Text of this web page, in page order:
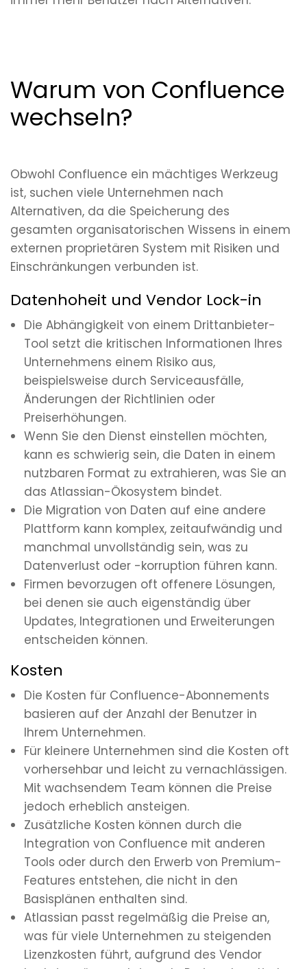
Warum von Confluence
wechseln?
Obwohl Confluence ein mächtiges Werkzeug
ist, suchen viele Unternehmen nach
Alternativen, da die Speicherung des
gesamten organisatorischen Wissens in einem
externen proprietären System mit Risiken und
Einschränkungen verbunden ist.
Datenhoheit und Vendor Lock-in
Die Abhängigkeit von einem Drittanbieter-
Tool setzt die kritischen Informationen Ihres
Unternehmens einem Risiko aus,
beispielsweise durch Serviceausfälle,
Änderungen der Richtlinien oder
Preiserhöhungen.
Wenn Sie den Dienst einstellen möchten,
kann es schwierig sein, die Daten in einem
nutzbaren Format zu extrahieren, was Sie an
das Atlassian-Ökosystem bindet.
Die Migration von Daten auf eine andere
Plattform kann komplex, zeitaufwändig und
manchmal unvollständig sein, was zu
Datenverlust oder -korruption führen kann.
Firmen bevorzugen oft offenere Lösungen,
bei denen sie auch eigenständig über
Updates, Integrationen und Erweiterungen
entscheiden können.
Kosten
Die Kosten für Confluence-Abonnements
basieren auf der Anzahl der Benutzer in
Ihrem Unternehmen.
Für kleinere Unternehmen sind die Kosten oft
vorhersehbar und leicht zu vernachlässigen.
Mit wachsendem Team können die Preise
jedoch erheblich ansteigen.
Zusätzliche Kosten können durch die
Integration von Confluence mit anderen
Tools oder durch den Erwerb von Premium-
Features entstehen, die nicht in den
Basisplänen enthalten sind.
Atlassian passt regelmäßig die Preise an,
was für viele Unternehmen zu steigenden
Lizenzkosten führt, aufgrund des Vendor